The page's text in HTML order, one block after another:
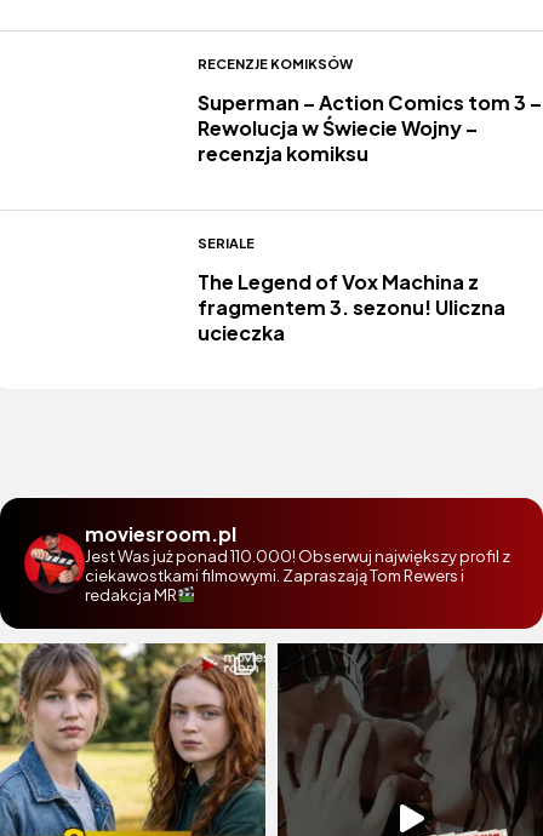
RECENZJE KOMIKSÓW
Superman – Action Comics tom 3 –
Rewolucja w Świecie Wojny –
recenzja komiksu
SERIALE
The Legend of Vox Machina z
fragmentem 3. sezonu! Uliczna
ucieczka
moviesroom.pl
Jest Was już ponad 110.000! Obserwuj największy profil z
ciekawostkami filmowymi. Zapraszają Tom Rewers i
redakcja MR